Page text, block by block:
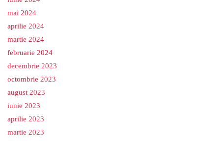
mai 2024
aprilie 2024
martie 2024
februarie 2024
decembrie 2023
octombrie 2023
august 2023
iunie 2023
aprilie 2023
martie 2023